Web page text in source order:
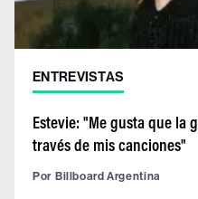
ENTREVISTAS
Estevie: "Me gusta que la
través de mis canciones"
Por Billboard Argentina